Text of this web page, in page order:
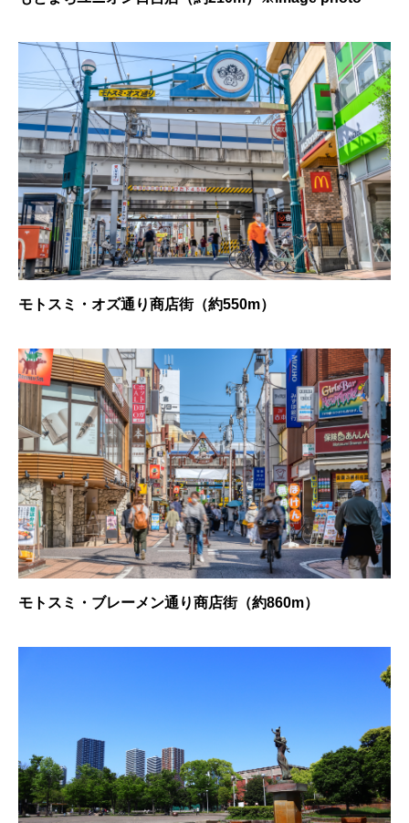
モトスミ・オズ通り商店街（約550m）
モトスミ・ブレーメン通り商店街（約860m）